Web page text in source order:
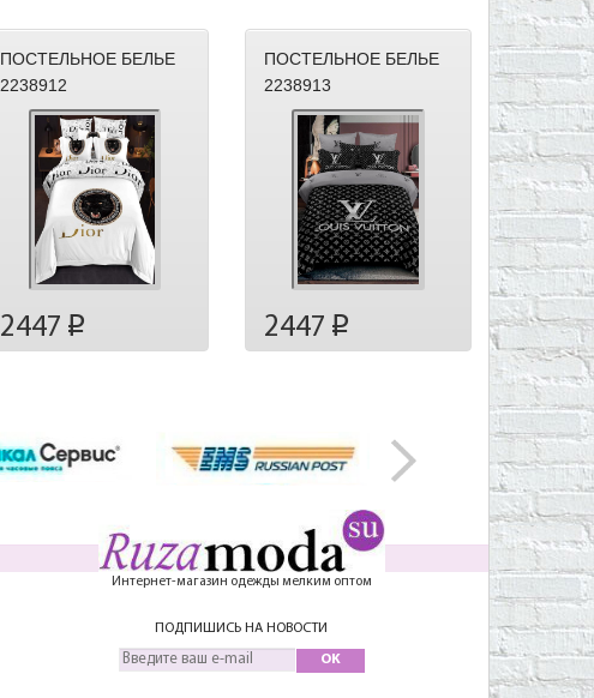
ПОСТЕЛЬНОЕ БЕЛЬЕ
2238912
2447 p
ПОСТЕЛЬНОЕ БЕЛЬЕ
2238913
2447 p
Интернет-магазин одежды мелким оптом
ПОДПИШИСЬ НА НОВОСТИ
OK